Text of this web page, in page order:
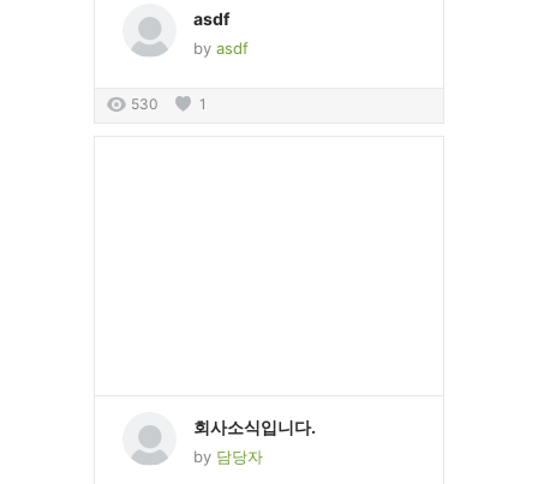
asdf
by asdf
530 1
회사소식입니다.
by 담당자